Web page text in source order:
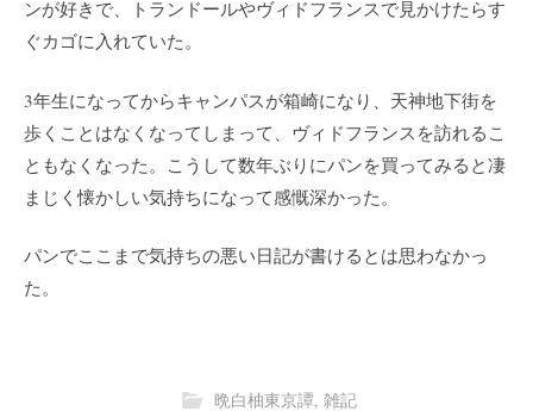
ンが好きで、トランドールやヴィドフランスで見かけたらす
ぐカゴに入れていた。
3年生になってからキャンパスが箱崎になり、天神地下街を
歩くことはなくなってしまって、ヴィドフランスを訪れるこ
ともなくなった。こうして数年ぶりにパンを買ってみると凄
まじく懐かしい気持ちになって感慨深かった。
パンでここまで気持ちの悪い日記が書けるとは思わなかっ
た。
晩白柚東京譚, 雑記